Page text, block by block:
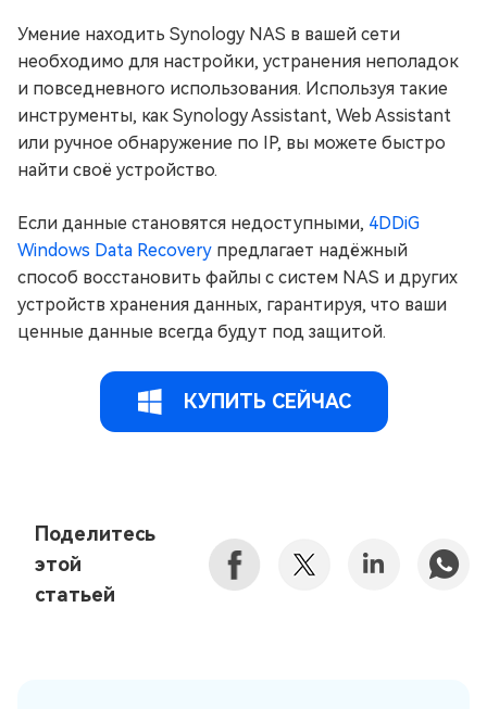
Умение находить Synology NAS в вашей сети
необходимо для настройки, устранения неполадок
и повседневного использования. Используя такие
инструменты, как Synology Assistant, Web Assistant
или ручное обнаружение по IP, вы можете быстро
найти своё устройство.
Если данные становятся недоступными, 4DDiG
Windows Data Recovery предлагает надёжный
способ восстановить файлы с систем NAS и других
устройств хранения данных, гарантируя, что ваши
ценные данные всегда будут под защитой.
КУПИТЬ СЕЙЧАС
Поделитесь
этой
статьей